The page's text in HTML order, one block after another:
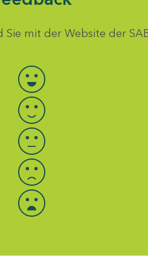
Sie mit der Website der
Bewertung auswählen